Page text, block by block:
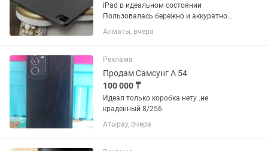
iPad в идеальном состоянии
Пользовалась бережно и аккуратно
Состояние идеал . iPad PRO 12,9
Поддержка Wifi и Sim карты 6-го
Алматы, вчера
Реклама
Продам Самсунг А 54
100 000 ₸
Идеал только коробка нету .не
краденный 8/256
Атырау, вчера